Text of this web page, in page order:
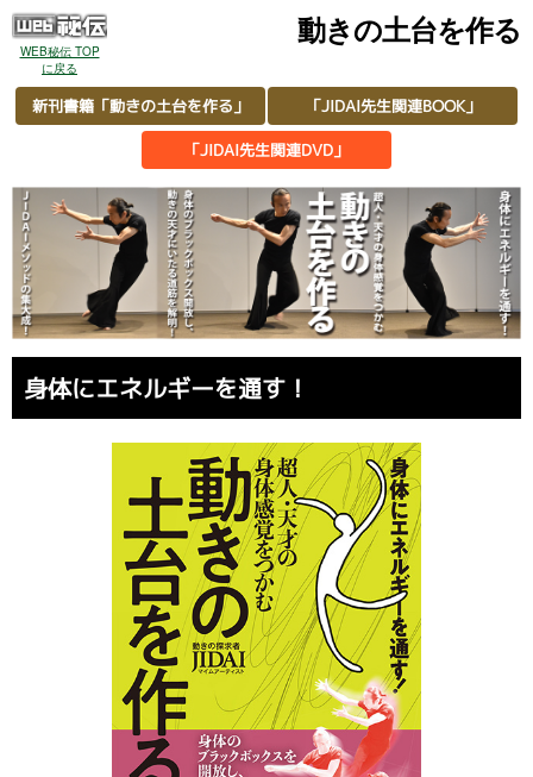
WEB秘伝 TOP
に戻る
動きの土台を作る
新刊書籍「動きの土台を作る」 「JIDAI先生関連BOOK」
「JIDAI先生関連DVD」
身体にエネルギーを通す！